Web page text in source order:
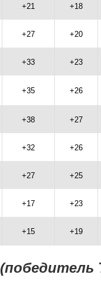
+21 +18
+27 +20
+33 +23
+35 +26
+38 +27
+32 +26
+27 +25
+17 +23
+15 +19
(победитель